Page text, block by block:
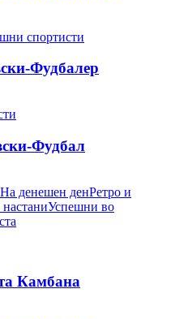
спортисти
Фудбалер
Фудбал
На денешен денРетро и
Успешни во
Камбана